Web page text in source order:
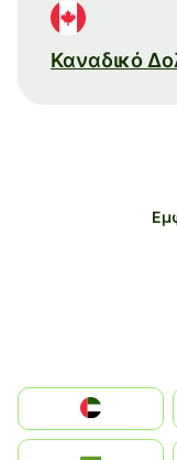
Καναδικό
الإمارات العربية المتحدة